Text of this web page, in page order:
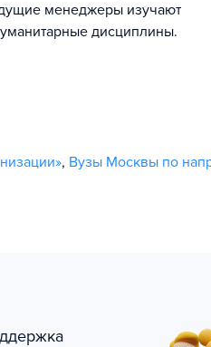
менеджеры изучают
дисциплины.
, Вузы Москвы по